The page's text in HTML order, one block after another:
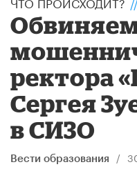
ректора
Сергея
в СИЗО
Вести образования /